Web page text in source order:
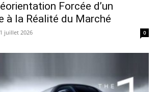
Forcée d’un
à la Réalité du Marché
juillet 2026 0